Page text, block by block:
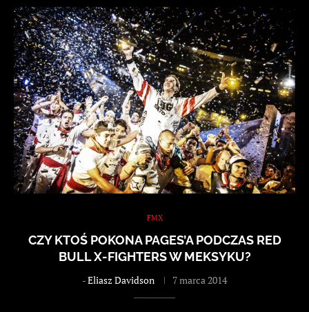
FMX
CZY KTOŚ POKONA PAGES’A PODCZAS RED
BULL X-FIGHTERS W MEKSYKU?
-Eliasz Davidson 7 marca 2014